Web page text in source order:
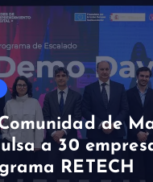
de
a 30
RETECH